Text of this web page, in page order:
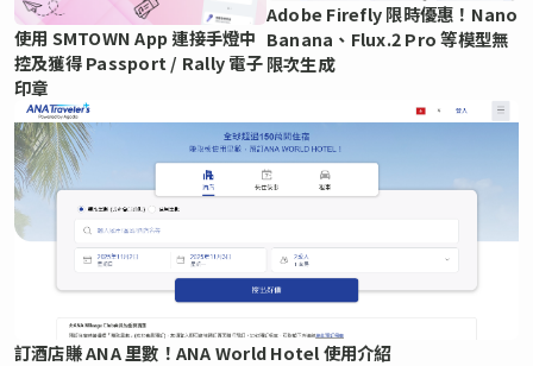
使用 SMTOWN App 連接手燈中
控及獲得 Passport / Rally 電子
印章
Adobe Firefly 限時優惠！Nano
Banana、Flux.2 Pro 等模型無
限次生成
訂酒店賺 ANA 里數！ANA World Hotel 使用介紹